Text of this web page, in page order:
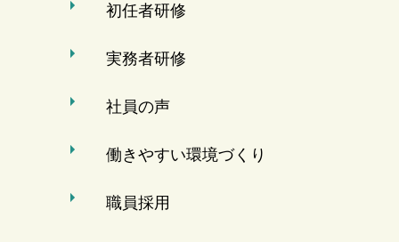
初任者研修
実務者研修
社員の声
働きやすい環境づくり
職員採用